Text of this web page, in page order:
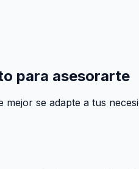
para asesorarte
se adapte a tus